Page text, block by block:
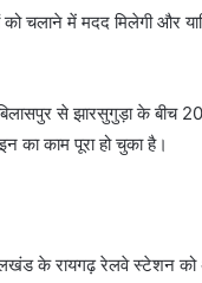
चलाने में मदद मिलेगी और
से झारसुगुड़ा के बीच
का काम पूरा हो चुका है।
के रायगढ़ रेलवे स्टेशन को